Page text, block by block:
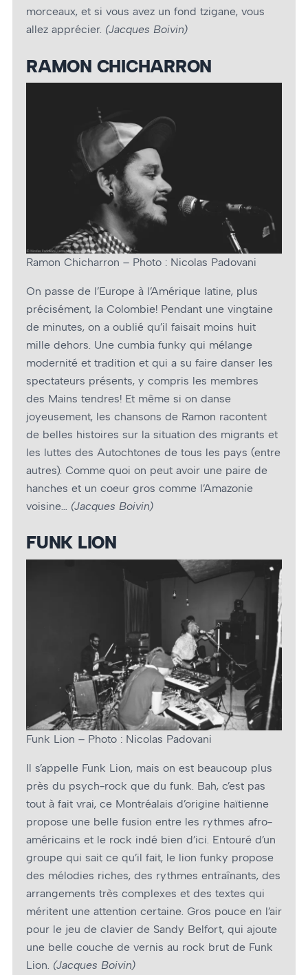
morceaux, et si vous avez un fond tzigane, vous
allez apprécier. (Jacques Boivin)
RAMON CHICHARRON
Ramon Chicharron – Photo : Nicolas Padovani
On passe de l’Europe à l’Amérique latine, plus
précisément, la Colombie! Pendant une vingtaine
de minutes, on a oublié qu’il faisait moins huit
mille dehors. Une cumbia funky qui mélange
modernité et tradition et qui a su faire danser les
spectateurs présents, y compris les membres
des Mains tendres! Et même si on danse
joyeusement, les chansons de Ramon racontent
de belles histoires sur la situation des migrants et
les luttes des Autochtones de tous les pays (entre
autres). Comme quoi on peut avoir une paire de
hanches et un coeur gros comme l’Amazonie
voisine… (Jacques Boivin)
FUNK LION
Funk Lion – Photo : Nicolas Padovani
Il s’appelle Funk Lion, mais on est beaucoup plus
près du psych-rock que du funk. Bah, c’est pas
tout à fait vrai, ce Montréalais d’origine haïtienne
propose une belle fusion entre les rythmes afro-
américains et le rock indé bien d’ici. Entouré d’un
groupe qui sait ce qu’il fait, le lion funky propose
des mélodies riches, des rythmes entraînants, des
arrangements très complexes et des textes qui
méritent une attention certaine. Gros pouce en l’air
pour le jeu de clavier de Sandy Belfort, qui ajoute
une belle couche de vernis au rock brut de Funk
Lion. (Jacques Boivin)